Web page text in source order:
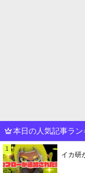
本日の人気記事ラン
1
イカ研